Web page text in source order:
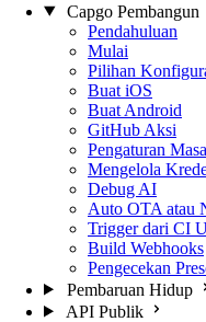
Capgo Pembangun
Pendahuluan
Mulai
Pilihan
Buat iOS
Buat Android
GitHub Aksi
Pengaturan
Mengelola
Debug AI
Auto OTA atau
Trigger dari CI
Build Webhooks
Pengecekan
Pembaruan Hidup
API Publik